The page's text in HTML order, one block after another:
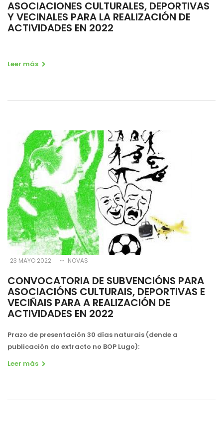
ASOCIACIONES CULTURALES, DEPORTIVAS
Y VECINALES PARA LA REALIZACIÓN DE
ACTIVIDADES EN 2022
Leer más
23 MAYO 2022 NOVAS
CONVOCATORIA DE SUBVENCIÓNS PARA
ASOCIACIÓNS CULTURAIS, DEPORTIVAS E
VECIÑAIS PARA A REALIZACIÓN DE
ACTIVIDADES EN 2022
Prazo de presentación 30 días naturais (dende a
publicación do extracto no BOP Lugo):
Leer más